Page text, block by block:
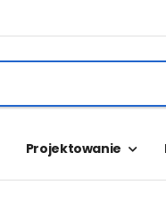
Projektowanie